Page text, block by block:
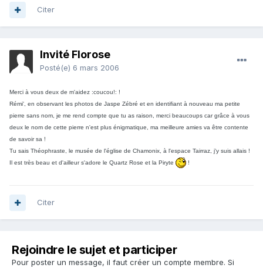
Citer
Invité Florose
Posté(e) 6 mars 2006
Merci à vous deux de m'aidez :coucou!: !
Rémi', en observant les photos de Jaspe Zébré et en identifiant à nouveau ma petite
pierre sans nom, je me rend compte que tu as raison, merci beaucoups car grâce à vous
deux le nom de cette pierre n'est plus énigmatique, ma meilleure amies va être contente
de savoir sa !
Tu sais Théophraste, le musée de l'église de Chamonix, à l'espace Tairraz, j'y suis allais !
Il est très beau et d'ailleur s'adore le Quartz Rose et la Piryte
!
Citer
Rejoindre le sujet et participer
Pour poster un message, il faut créer un compte membre. Si